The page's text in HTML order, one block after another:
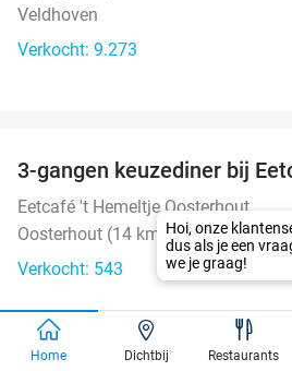
Veldhoven
Verkocht: 9.273
3-gangen keuzediner bij
Eetcafé 't Hemeltje Oosterhout
Oosterhout (14 km)
Verkocht: 543
Home Dichtbij Restaurants